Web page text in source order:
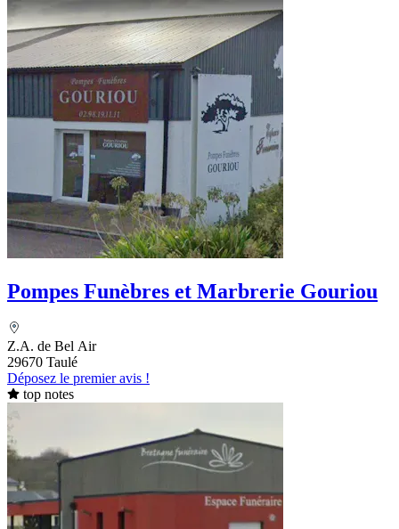
Pompes Funèbres et Marbrerie Gouriou
Z.A. de Bel Air
29670 Taulé
Déposez le premier avis !
top notes